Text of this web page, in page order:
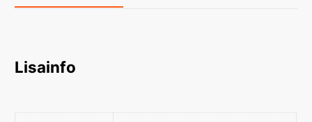
Lisainfo